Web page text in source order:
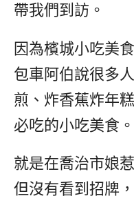
帶我們到訪。
因為檳城小吃美
包車阿伯說很多
煎、炸香蕉炸年
必吃的小吃美食。
就是在喬治市娘
但沒有看到招牌